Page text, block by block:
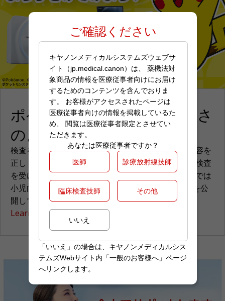
ポケモンといっしょにけんさ
のようすをみてみよう！
検査を受けられるお子様が、楽しみながら検査の内容を
正しく理解し、不安感や恐怖感を克服して前向きに検査
を受けられるよう、キヤノンメディカルシステムズでは
小児向けの検査説明用動画(プレパレーション動画)を公
開しております。
Learn more
ご確認ください
キヤノンメディカルシステムズウェブサ
イト（jp.medical.canon）は、 薬機法対
象商品の情報を医療従事者向けにお届け
するためのコンテンツを含んでおりま
す。 お客様がアクセスされたページは
医療従事者向けの情報を掲載しているた
め、 閲覧は医療従事者限定とさせてい
ただきます。
あなたは医療従事者ですか？
医師 診療放射線技師
臨床検査技師 その他
いいえ
「いいえ」の場合は、キヤノンメディカルシス
テムズWebサイト内「一般のお客様へ」ページ
へリンクします。